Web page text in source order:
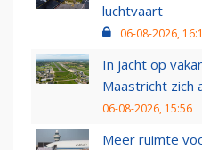
luchtvaart
06-08-2026,
In jacht op
Maastricht zich
06-08-2026, 15:56
Meer ruimte